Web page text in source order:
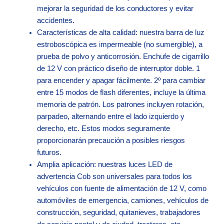
mejorar la seguridad de los conductores y evitar
accidentes.
Características de alta calidad: nuestra barra de luz
estroboscópica es impermeable (no sumergible), a
prueba de polvo y anticorrosión. Enchufe de cigarrillo
de 12 V con práctico diseño de interruptor doble. 1
para encender y apagar fácilmente. 2º para cambiar
entre 15 modos de flash diferentes, incluye la última
memoria de patrón. Los patrones incluyen rotación,
parpadeo, alternando entre el lado izquierdo y
derecho, etc. Estos modos seguramente
proporcionarán precaución a posibles riesgos
futuros.
Amplia aplicación: nuestras luces LED de
advertencia Cob son universales para todos los
vehículos con fuente de alimentación de 12 V, como
automóviles de emergencia, camiones, vehículos de
construcción, seguridad, quitanieves, trabajadores